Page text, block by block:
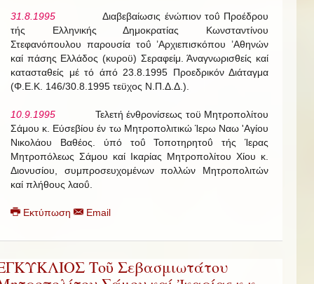
31.8.1995 Διαβεβαίωσις ένώπιον τοΰ Προέδρου
τής Ελληνικής Δημοκρατίας Κωνσταντίνου
Στεφανόπουλου παρουσία τοΰ ’Αρχιεπισκόπου ’Αθηνών
καί πάσης Ελλάδος (κυροϋ) Σεραφείμ. Άναγνωρισθείς καί
κατασταθείς μέ τό άπό 23.8.1995 Προεδρικόν Διάταγμα
(Φ.Ε.Κ. 146/30.8.1995 τεϋχος Ν.Π.Δ.Δ.).
10.9.1995 Τελετή ένθρονίσεως τοϋ Μητροπολίτου
Σάμου κ. Εύσεβίου έν τω Μητροπολιτικώ Ίερω Ναω 'Αγίου
Νικολάου Βαθέος. ύπό τοΰ Τοποτηρητοΰ τής Ίερας
Μητροπόλεως Σάμου καί Ικαρίας Μητροπολίτου Χίου κ.
Διονυσίου, συμπροσευχομένων πολλών Μητροπολιτών
καί πλήθους λαοΰ.
Εκτύπωση Email
Τοῦ Σεβασμιωτάτου